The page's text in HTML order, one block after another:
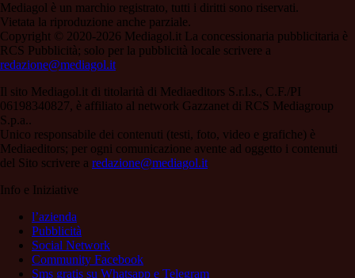
Mediagol è un marchio registrato, tutti i diritti sono riservati.
Vietata la riproduzione anche parziale.
Copyright © 2020-2026 Mediagol.it La concessionaria pubblicitaria è
RCS Pubblicità; solo per la pubblicità locale scrivere a
redazione@mediagol.it
Il sito Mediagol.it di titolarità di Mediaeditors S.r.l.s., C.F./PI
06198340827, è affiliato al network Gazzanet di RCS Mediagroup
S.p.a..
Unico responsabile dei contenuti (testi, foto, video e grafiche) è
Mediaeditors; per ogni comunicazione avente ad oggetto i contenuti
del Sito scrivere a redazione@mediagol.it
Info e Iniziative
l’azienda
Pubblicità
Social Network
Community Facebook
Sms gratis su Whatsapp e Telegram